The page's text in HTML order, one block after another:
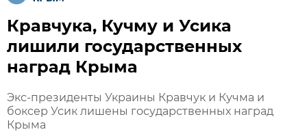
Кравчука, Кучму и Усика
лишили государственных
наград Крыма
Экс-президенты Украины Кравчук и Кучма и
боксер Усик лишены государственных наград
Крыма